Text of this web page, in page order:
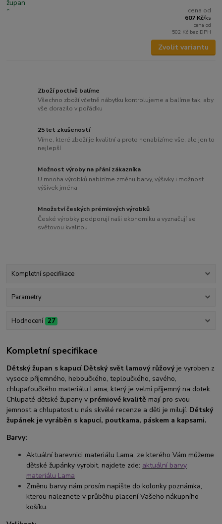
cena od
607 Kč/ks
cena od
502 Kč bez DPH
Zvolit variantu
Zboží poctivě balíme
Všechno zboží včetně nábytku kontrolujeme a balíme tak, aby
vše dorazilo v pořádku
25 let zkušeností
Víme, které zboží je kvalitní a proto nenabízíme vše, ale jen to
nejlepší
Možnost výroby na přání zákazníka
U mnoha výrobků nabízíme změnu barvy, výšivky i možnost
výšivek jména
Množství českých prémiových výrobků
České výrobky podporují naši ekonomiku a vyznačují se
světovou kvalitou
Kompletní specifikace
Parametry
Hodnocení 27
Kompletní specifikace
Dětský župan s kapucí Dětský svět lamový růžový je vyroben z
vysoce příjemného, heboučkého, teploučkého, savého,
chlupaťoučkého materiálu Lama, který je velmi příjemný na dotek.
Chlupaté dětské župany v prémiové kvalitě mají pro svou
jemnost a chlupatost u nás skvělé recenze a děti je milují. Dětský
župánek je vyráběn s kapucí, poutkama, páskem a kapsami.
Barvy:
Aktuální barevnici materiálu Lama, ze kterého Vám můžeme
dětské župánky vyrobit, najdete zde: aktuální barvy
materiálu Lama
Změnu barvy nám prosím napište do kolonky poznámka,
kterou naleznete v průběhu placení Vašeho nákupního
košíku.